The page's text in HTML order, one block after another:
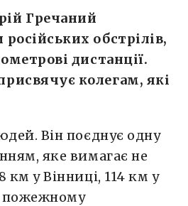
Гречаний
обстрілів,
дистанції.
колегам, які
Він поєднує одну
яке вимагає не
у Вінниці, 114 км у
пожежному